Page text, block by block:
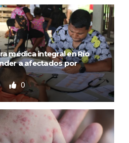
médica integral en Río
a afectados por
0